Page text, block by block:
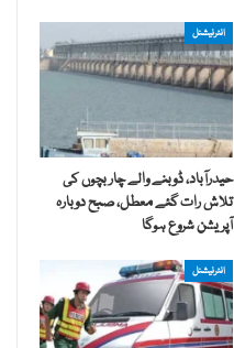
انٹرنیشنل
حیدرآباد، ڈوبنے والے چار بچوں کی
تلاش رات گئے معطل، صبح دوبارہ
آپریشن شروع ہوگا
انٹرنیشنل